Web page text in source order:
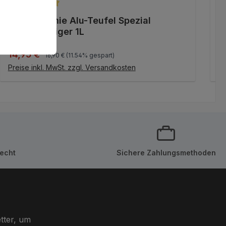
Durchschnittliche Bewertung von 5 von 5 Sternen
Tuga Chemie Alu-Teufel Spezial
Felgenreiniger 1L
Verkaufspreis:
14,95 € Regulärer Preis:
16,90 € (11.54% gespart)
Preise inkl. MwSt. zzgl. Versandkosten
IN DEN WARENKORB
Sichere Zahlungsmethoden
um